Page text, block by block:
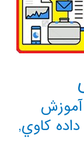
آموزش
داده كاوي,